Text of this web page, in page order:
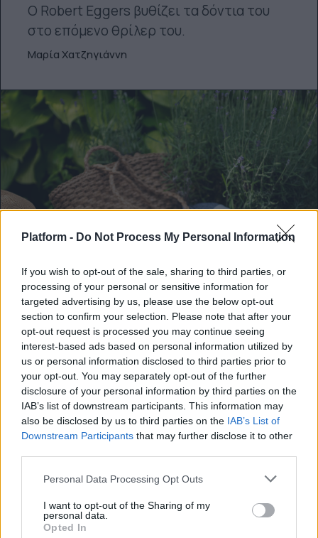
Platform - Do Not Process My Personal Information
If you wish to opt-out of the sale, sharing to third parties, or
processing of your personal or sensitive information for
targeted advertising by us, please use the below opt-out
section to confirm your selection. Please note that after your
opt-out request is processed you may continue seeing
interest-based ads based on personal information utilized by
us or personal information disclosed to third parties prior to
your opt-out. You may separately opt-out of the further
disclosure of your personal information by third parties on the
IAB’s list of downstream participants. This information may
also be disclosed by us to third parties on the IAB’s List of
Downstream Participants that may further disclose it to other
Personal Data Processing Opt Outs
I want to opt-out of the Sharing of my
personal data.
Opted In
Ο Robert Eggers βυθίζει τα δόντια του
στο επόμενο θρίλερ του.
Μαρία Χατζηγιάννη
BOOKS & COMICS
4 βιβλία που αξίζει να βάλεις στην
καλοκαιρινή wish-list σου
Ιστορίες που κάνουν το καλοκαίρι σου
ακόμα καλύτερο.